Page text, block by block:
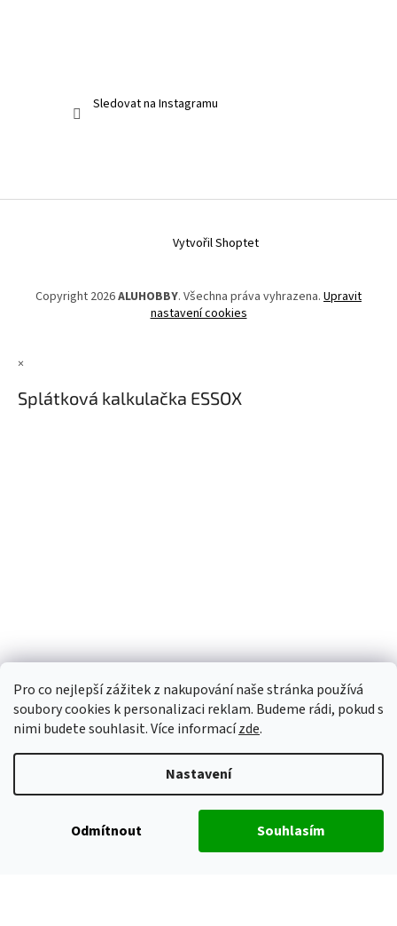
Pro co nejlepší zážitek z nakupování naše stránka používá
soubory cookies k personalizaci reklam. Budeme rádi, pokud s
nimi budete souhlasit. Více informacízde.
Nastavení
Odmítnout Souhlasím
Sledovat na Instagramu
Vytvořil Shoptet
Copyright 2026ALUHOBBY. Všechna práva vyhrazena. Upravit
nastavení cookies
×
Splátková kalkulačka ESSOX